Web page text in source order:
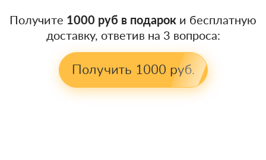
Получите 1000 руб в подарок и бесплатную
доставку, ответив на 3 вопроса:
Получить 1000 руб.